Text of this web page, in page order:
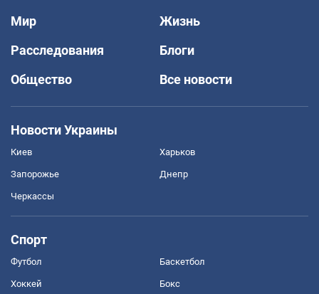
Мир
Жизнь
Расследования
Блоги
Общество
Все новости
Новости Украины
Киев Харьков
Запорожье Днепр
Черкассы
Спорт
Футбол Баскетбол
Хоккей Бокс